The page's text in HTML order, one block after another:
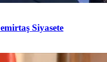
Siyasete